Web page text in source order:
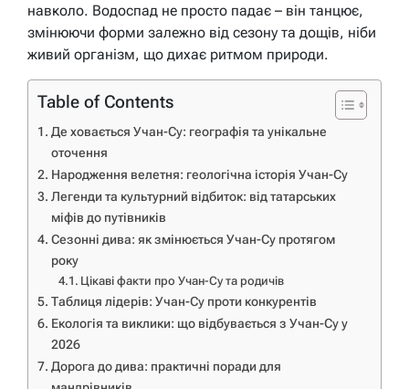
навколо. Водоспад не просто падає – він танцює,
змінюючи форми залежно від сезону та дощів, ніби
живий організм, що дихає ритмом природи.
Table of Contents
Де ховається Учан-Су: географія та унікальне
оточення
Народження велетня: геологічна історія Учан-Су
Легенди та культурний відбиток: від татарських
міфів до путівників
Сезонні дива: як змінюється Учан-Су протягом
року
Цікаві факти про Учан-Су та родичів
Таблиця лідерів: Учан-Су проти конкурентів
Екологія та виклики: що відбувається з Учан-Су у
2026
Дорога до дива: практичні поради для